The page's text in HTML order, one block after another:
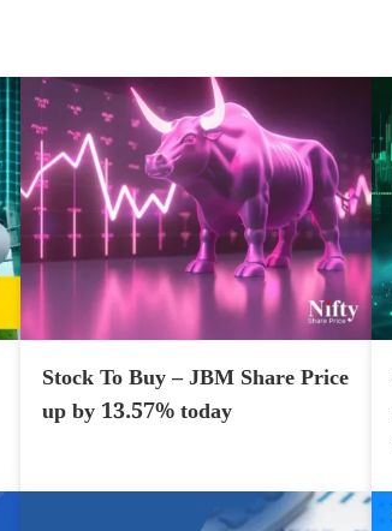
Stock To Buy – JBM Share Price
up by 13.57% today